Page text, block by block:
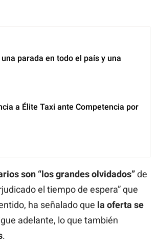
parada en todo el país y una
a Élite Taxi ante Competencia por
son “los grandes olvidados”de
el tiempo de espera” que
ha señalado que la oferta se
adelante, lo que también
.